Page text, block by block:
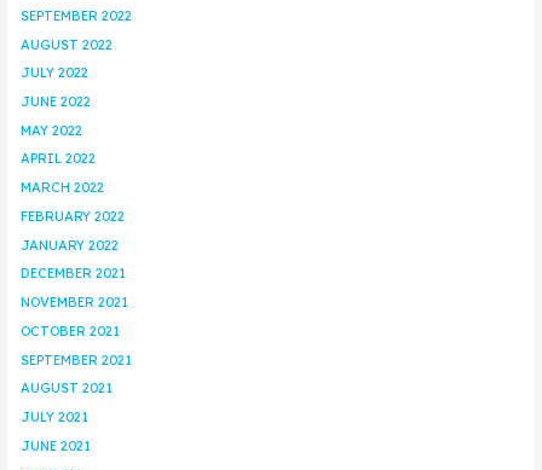
SEPTEMBER 2022
AUGUST 2022
JULY 2022
JUNE 2022
MAY 2022
APRIL 2022
MARCH 2022
FEBRUARY 2022
JANUARY 2022
DECEMBER 2021
NOVEMBER 2021
OCTOBER 2021
SEPTEMBER 2021
AUGUST 2021
JULY 2021
JUNE 2021